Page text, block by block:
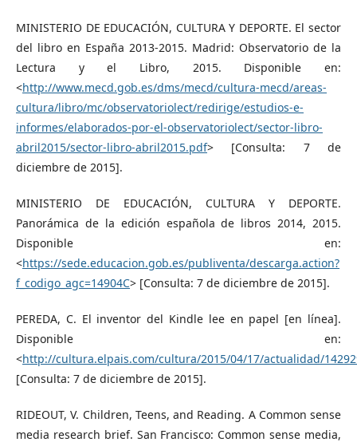
MINISTERIO DE EDUCACIÓN, CULTURA Y DEPORTE. El sector
del libro en España 2013-2015. Madrid: Observatorio de la
Lectura y el Libro, 2015. Disponible en:
<http://www.mecd.gob.es/dms/mecd/cultura-mecd/areas-
cultura/libro/mc/observatoriolect/redirige/estudios-e-
informes/elaborados-por-el-observatoriolect/sector-libro-
abril2015/sector-libro-abril2015.pdf> [Consulta: 7 de
diciembre de 2015].
MINISTERIO DE EDUCACIÓN, CULTURA Y DEPORTE.
Panorámica de la edición española de libros 2014, 2015.
Disponible en:
<https://sede.educacion.gob.es/publiventa/descarga.action?
f_codigo_agc=14904C> [Consulta: 7 de diciembre de 2015].
PEREDA, C. El inventor del Kindle lee en papel [en línea].
Disponible en:
<http://cultura.elpais.com/cultura/2015/04/17/actualidad/
[Consulta: 7 de diciembre de 2015].
RIDEOUT, V. Children, Teens, and Reading. A Common sense
media research brief. San Francisco: Common sense media,